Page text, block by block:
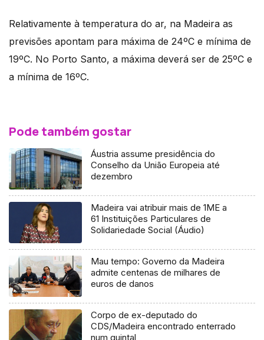
Relativamente à temperatura do ar, na Madeira as
previsões apontam para máxima de 24ºC e mínima de
19ºC. No Porto Santo, a máxima deverá ser de 25ºC e
a mínima de 16ºC.
Pode também gostar
Áustria assume presidência do
Conselho da União Europeia até
dezembro
Madeira vai atribuir mais de 1ME a
61 Instituições Particulares de
Solidariedade Social (Áudio)
Mau tempo: Governo da Madeira
admite centenas de milhares de
euros de danos
Corpo de ex-deputado do
CDS/Madeira encontrado enterrado
num quintal